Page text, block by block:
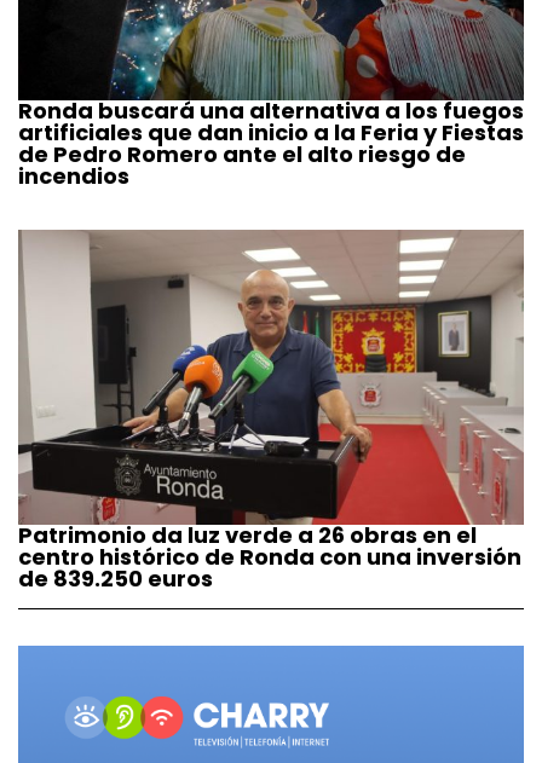
Ronda buscará una alternativa a los fuegos
artificiales que dan inicio a la Feria y Fiestas
de Pedro Romero ante el alto riesgo de
incendios
Patrimonio da luz verde a 26 obras en el
centro histórico de Ronda con una inversión
de 839.250 euros